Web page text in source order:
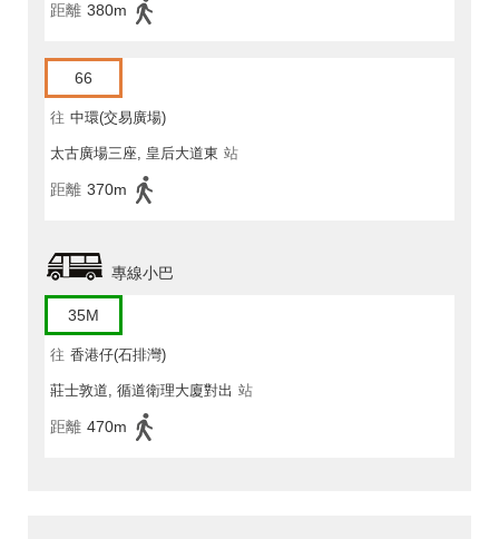
距離 380m
66
往 中環(交易廣場)
太古廣場三座, 皇后大道東 站
距離 370m
專線小巴
35M
往 香港仔(石排灣)
莊士敦道, 循道衛理大廈對出 站
距離 470m